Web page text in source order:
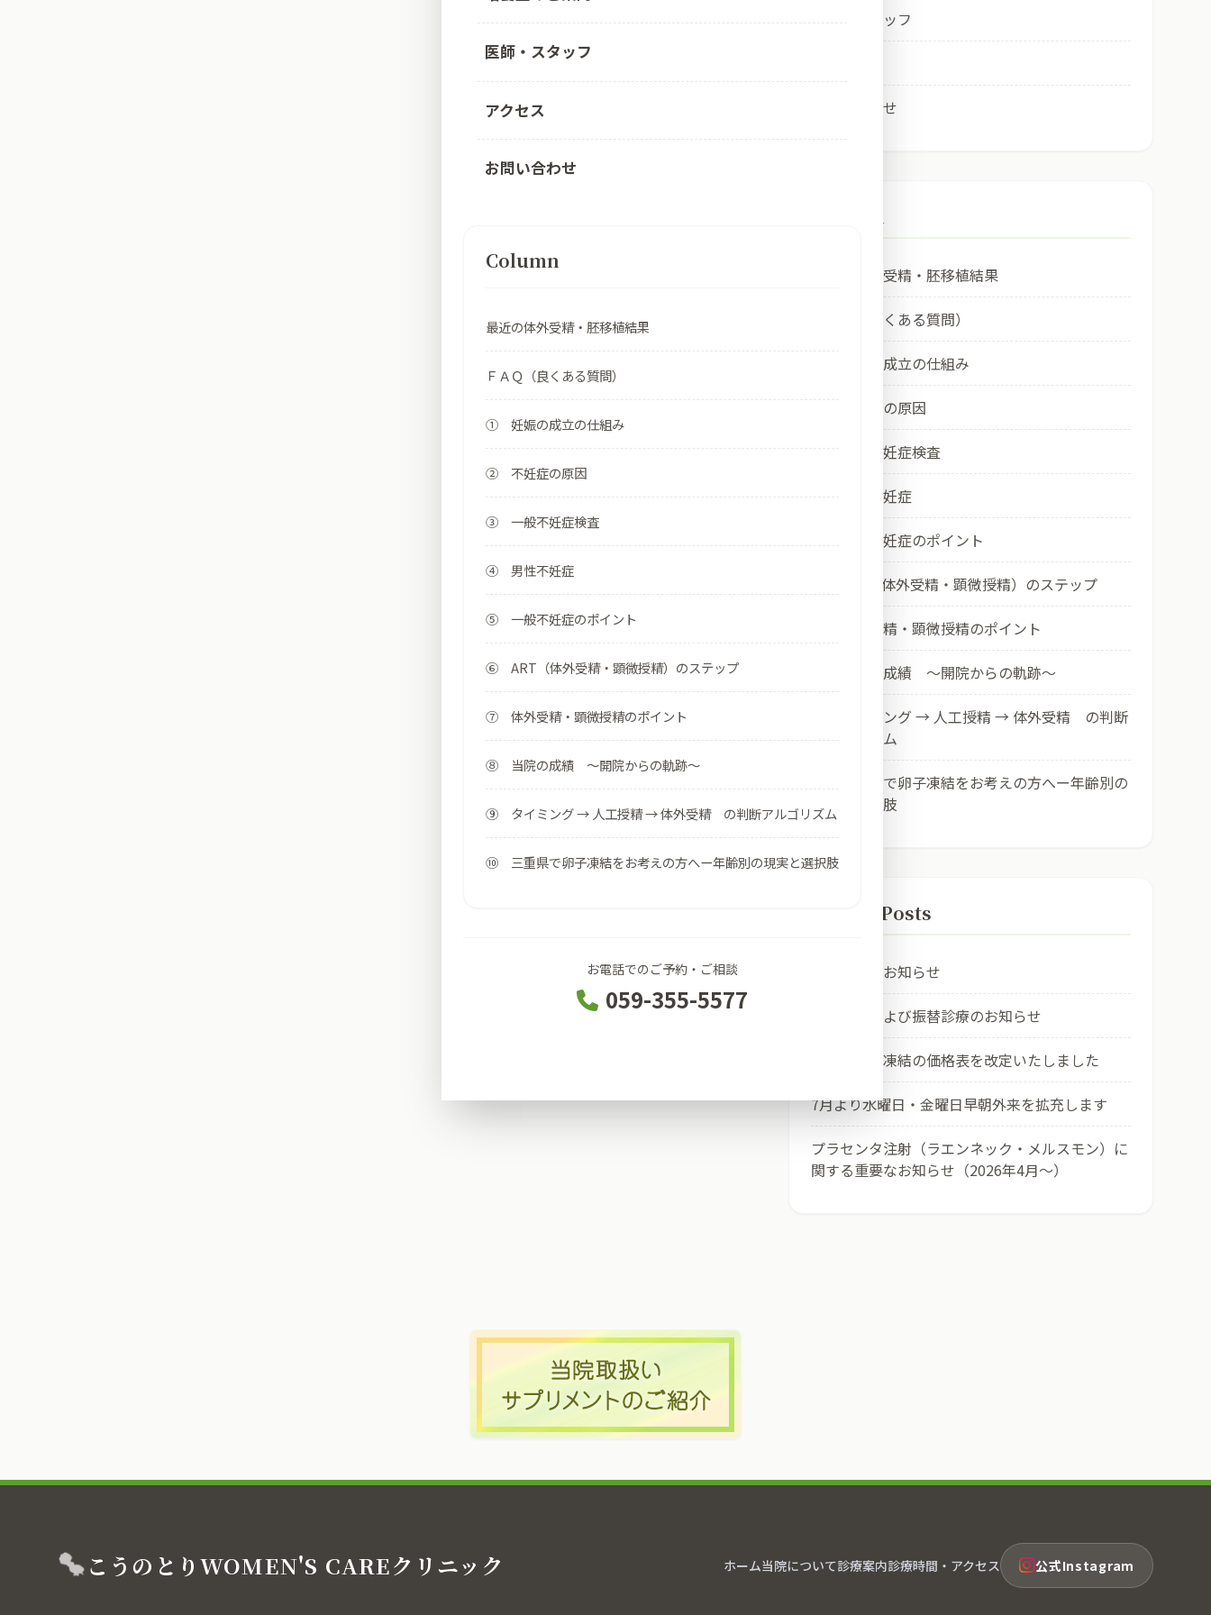
医師・スタッフ
アクセス
お問い合わせ
Column
最近の体外受精・胚移植結果
ＦＡＱ（良くある質問）
① 妊娠の成立の仕組み
② 不妊症の原因
③ 一般不妊症検査
④ 男性不妊症
⑤ 一般不妊症のポイント
⑥ ART（体外受精・顕微授精）のステップ
⑦ 体外受精・顕微授精のポイント
⑧ 当院の成績 ～開院からの軌跡～
⑨ タイミング → 人工授精 → 体外受精 の判断アルゴリズム
⑩ 三重県で卵子凍結をお考えの方へー年齢別の現実と選択肢
お電話でのご予約・ご相談
059-355-5577
医師・スタッフ
お問い合わせ
Column
最近の体外受精・胚移植結果
ＦＡＱ（良くある質問）
① 妊娠の成立の仕組み
② 不妊症の原因
③ 一般不妊症検査
④ 男性不妊症
⑤ 一般不妊症のポイント
⑥ ART（体外受精・顕微授精）のステップ
⑦ 体外受精・顕微授精のポイント
⑧ 当院の成績 ～開院からの軌跡～
⑨ タイミング → 人工授精 → 体外受精 の判断
アルゴリズム
⑩ 三重県で卵子凍結をお考えの方へー年齢別の
現実と選択肢
Recent Posts
お盆休みのお知らせ
臨時休診および振替診療のお知らせ
社会的卵子凍結の価格表を改定いたしました
7月より水曜日・金曜日早朝外来を拡充します
プラセンタ注射（ラエンネック・メルスモン）に
関する重要なお知らせ（2026年4月〜）
こうのとり WOMEN'S CAREクリニック ホーム当院について診療案内診療時間・アクセス 公式Instagram